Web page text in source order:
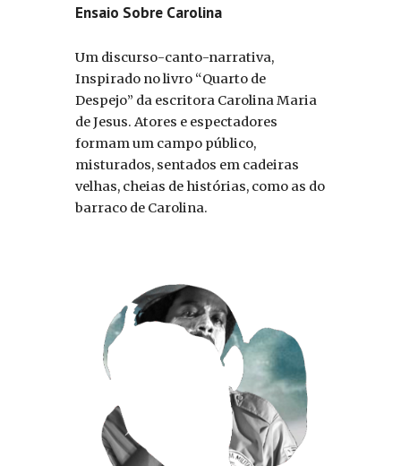
Ensaio Sobre Carolina
Um discurso-canto-narrativa,
Inspirado no livro “Quarto de
Despejo” da escritora Carolina Maria
de Jesus. Atores e espectadores
formam um campo público,
misturados, sentados em cadeiras
velhas, cheias de histórias, como as do
barraco de Carolina.